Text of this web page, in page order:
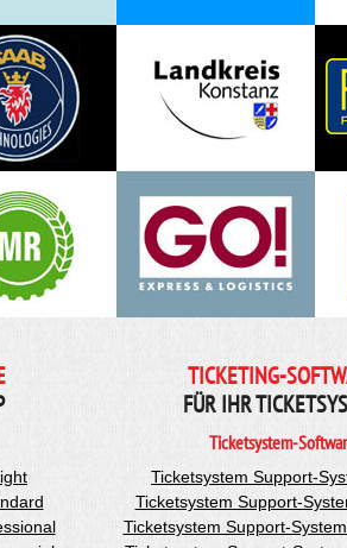
TICKETING-
FÜR IHR
Ticketsystem-
Ticketsystem Support-
Ticketsystem Support-
Ticketsystem Support-